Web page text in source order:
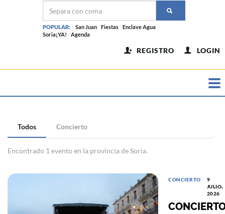
POPULAR: San Juan Fiestas
Enclave Agua
Soria¡YA!
Agenda
REGISTRO LOGIN
Todos Concierto
Encontrado 1 evento en la provincia de Soria.
CONCIERTO
9
JULIO,
2026